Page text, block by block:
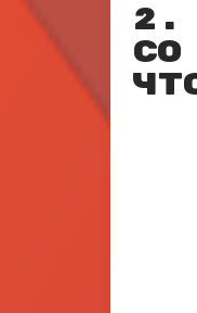
2.
со